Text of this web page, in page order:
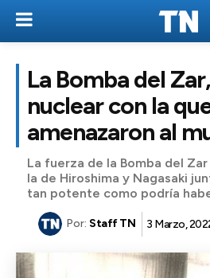
La Bomba del
nuclear con la
amenazaron al
La fuerza de la Bomba del
la de Hiroshima y Nagasaki
tan potente como podría
Por: Staff TN 3 Marzo,